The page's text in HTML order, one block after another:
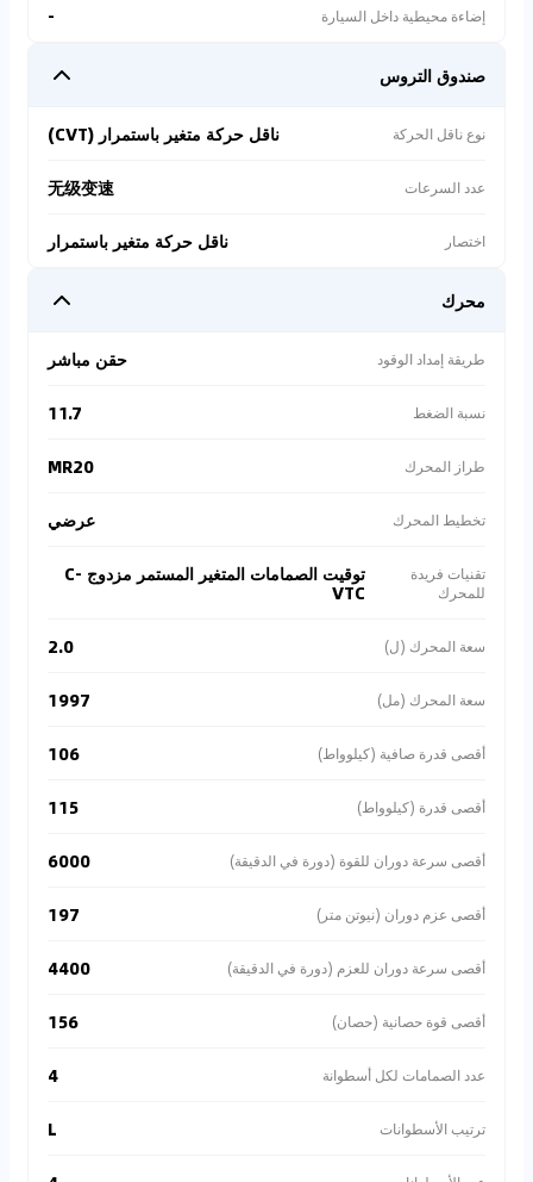
إضاءة محيطية داخل السيارة -
صندوق التروس
نوع ناقل الحركة ناقل حركة متغير باستمرار (CVT)
عدد السرعات 无级变速
اختصار ناقل حركة متغير باستمرار
محرك
طريقة إمداد الوقود حقن مباشر
نسبة الضغط 11.7
طراز المحرك MR20
تخطيط المحرك عرضي
تقنيات فريدة
للمحرك
توقيت الصمامات المتغير المستمر مزدوج C-
VTC
سعة المحرك (ل) 2.0
سعة المحرك (مل) 1997
أقصى قدرة صافية (كيلوواط) 106
أقصى قدرة (كيلوواط) 115
أقصى سرعة دوران للقوة (دورة في الدقيقة) 6000
أقصى عزم دوران (نيوتن متر) 197
أقصى سرعة دوران للعزم (دورة في الدقيقة) 4400
أقصى قوة حصانية (حصان) 156
عدد الصمامات لكل أسطوانة 4
ترتيب الأسطوانات L